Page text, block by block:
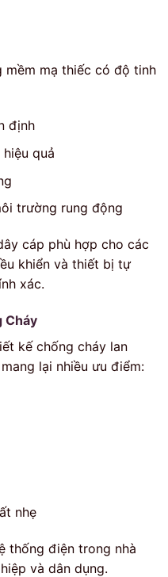
mềm mạ thiếc có độ tinh
định
quả
trường rung động
cáp phù hợp cho các
khiển và thiết bị tự
xác.
Cháy
kế chống cháy lan
lại nhiều ưu điểm:
nhẹ
thống điện trong nhà
và dân dụng.